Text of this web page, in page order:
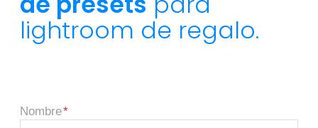
lightroom de regalo.
Nombre